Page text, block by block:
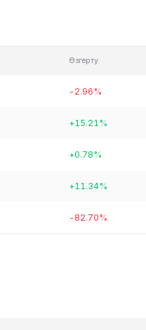
Өзгерту
-2.96%
+15.21%
+0.78%
+11.34%
-82.70%